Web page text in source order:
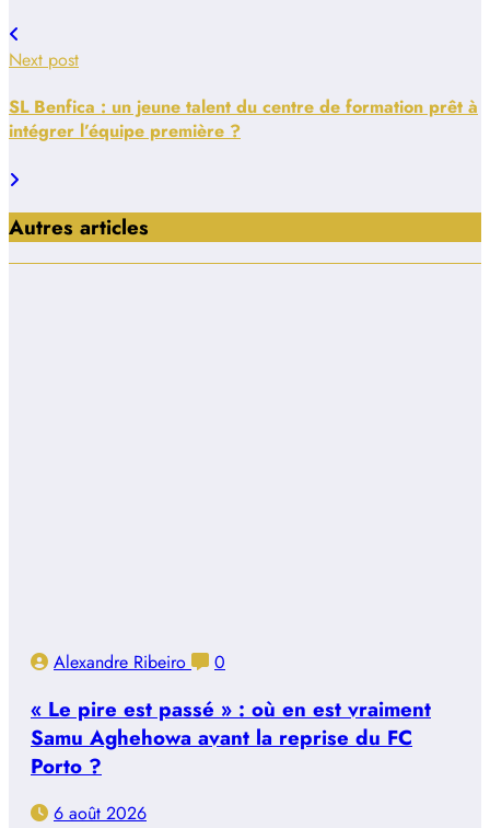
Next post
SL Benfica : un jeune talent du centre de formation prêt à
intégrer l’équipe première ?
Autres articles
Alexandre Ribeiro 0
« Le pire est passé » : où en est vraiment
Samu Aghehowa avant la reprise du FC
Porto ?
6 août 2026